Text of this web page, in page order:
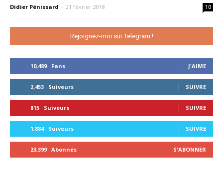
Didier Pénissard - 21 février 2018 10
Rejoignez-moi sur Telegram !
10,489 Fans J'AIME
2,453 Suiveurs SUIVRE
815 Suiveurs SUIVRE
1,884 Suiveurs SUIVRE
23,399 Abonnés S'ABONNER